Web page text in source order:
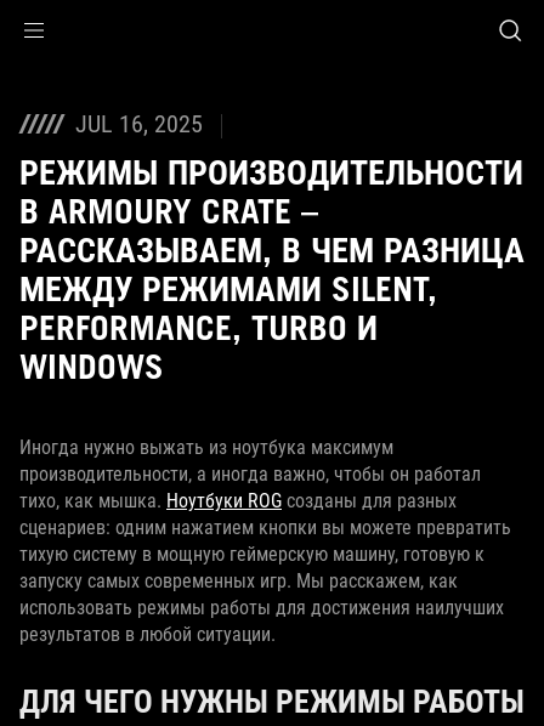
JUL 16, 2025
РЕЖИМЫ ПРОИЗВОДИТЕЛЬНОСТИ
В ARMOURY CRATE –
РАССКАЗЫВАЕМ, В ЧЕМ РАЗНИЦА
МЕЖДУ РЕЖИМАМИ SILENT,
PERFORMANCE, TURBO И
WINDOWS
Иногда нужно выжать из ноутбука максимум
производительности, а иногда важно, чтобы он работал
тихо, как мышка. Ноутбуки ROG созданы для разных
сценариев: одним нажатием кнопки вы можете превратить
тихую систему в мощную геймерскую машину, готовую к
запуску самых современных игр. Мы расскажем, как
использовать режимы работы для достижения наилучших
результатов в любой ситуации.
ДЛЯ ЧЕГО НУЖНЫ РЕЖИМЫ РАБОТЫ